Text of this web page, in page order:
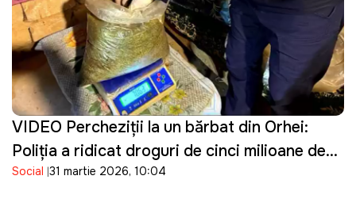
VIDEO Percheziţii la un bărbat din Orhei:
Poliţia a ridicat droguri de cinci milioane de
lei
Social 31 martie 2026, 10:04